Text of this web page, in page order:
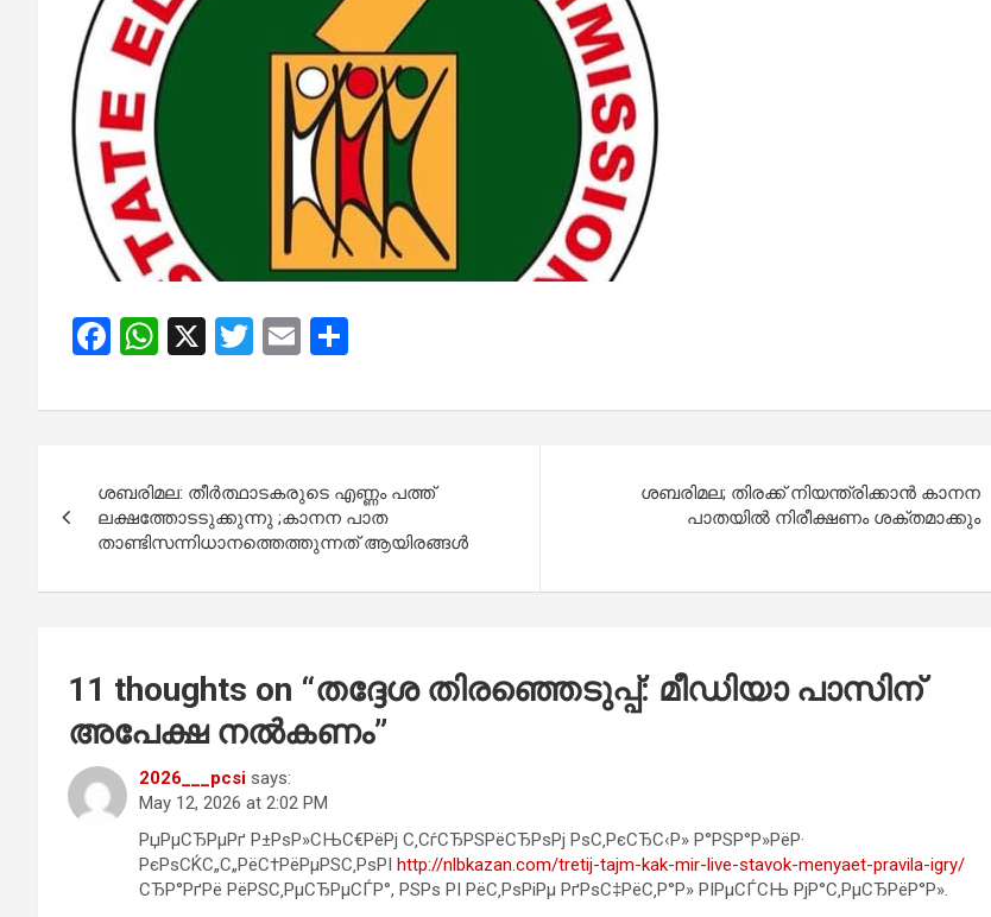
F
ce
o
o
k
W
at
A
p
p
X
T
tt
E
ail ar
navigation
ശബരിമല: തീര്‍ത്ഥാടകരുടെ എണ്ണം പത്ത്
ലക്ഷത്തോടടുക്കുന്നു ;കാനന പാത
താണ്ടിസന്നിധാനത്തെത്തുന്നത് ആയിരങ്ങൾ
ശബരിമല; തിരക്ക് നിയന്ത്രിക്കാൻ കാനന
പാതയിൽ നിരീക്ഷണം ശക്തമാക്കും
11 thoughts on “തദ്ദേശ തിരഞ്ഞെടുപ്പ്: മീഡിയാ പാസിന്
അപേക്ഷ നൽകണം”
2026___pcsi says:
May 12, 2026 at 2:02 PM
РџРµСЂРµРґ Р±РѕР»СЊС€РёРј С‚СѓСЂРЅРёСЂРѕРј РѕС‚РєСЂС‹Р» Р°РЅР°Р»РёР·
РєРѕСЌС„С„РёС†РёРµРЅС‚РѕРІ http://nlbkazan.com/tretij-tajm-kak-mir-live-stavok-menyaet-pravila-igry/
СЂР°РґРё РёРЅС‚РµСЂРµСЃР°, РЅРѕ РІ РёС‚РѕРіРµ РґРѕС‡РёС‚Р°Р» РІРµСЃСЊ РјР°С‚РµСЂРёР°Р».